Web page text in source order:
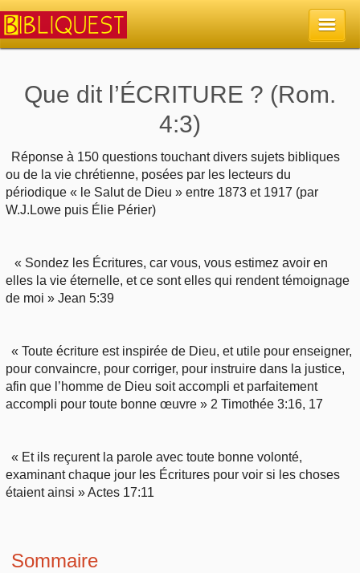
Retour à l'accueil
Quoi de neuf sur Bibliquest
Librairies, éditeurs
Outils
Paramètres
La Bible
Lisez la Bible
Écoutez la Bible
Rechercher (concordance)
Études et commentaires par passage
Lecture Journalière
Sujets
Tous les sujets
Dieu
L'Évangile, le Salut
L'Église, l'Assemblée
Commentaires
Personnages bibliques
Édification
COURS Bibliques - GUIDES de lecture
Recherche
Rechercher dans le site
Sujets de A à Z
Auteurs de A à Z
Études et commentaires par passage
Sommaires
Autres FAQ
Que dit l’ÉCRITURE ? (Rom.
4:3)
Réponse à 150 questions touchant divers sujets bibliques
ou de la vie chrétienne, posées par les lecteurs du
périodique « le Salut de Dieu » entre 1873 et 1917 (par
W.J.Lowe puis Élie Périer)
« Sondez les Écritures, car vous, vous estimez avoir en
elles la vie éternelle, et ce sont elles qui rendent témoignage
de moi » Jean 5:39
« Toute écriture est inspirée de Dieu, et utile pour enseigner,
pour convaincre, pour corriger, pour instruire dans la justice,
afin que l’homme de Dieu soit accompli et parfaitement
accompli pour toute bonne œuvre » 2 Timothée 3:16, 17
« Et ils reçurent la parole avec toute bonne volonté,
examinant chaque jour les Écritures pour voir si les choses
étaient ainsi » Actes 17:11
Sommaire